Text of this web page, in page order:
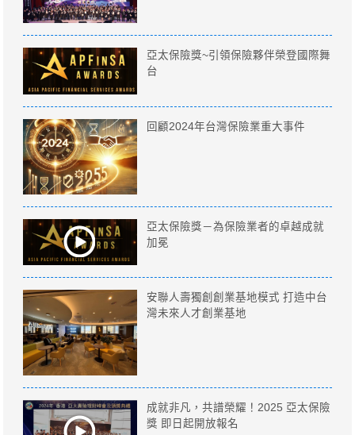
亞太保險獎~引領保險夥伴榮登國際舞
台
回顧2024年台灣保險業重大事件
亞太保險獎－為保險業者的卓越成就
加冕
安聯人壽獨創創業基地模式 打造中台
灣未來人才創業基地
成就非凡，共譜榮耀！2025 亞太保險
獎 即日起開放報名